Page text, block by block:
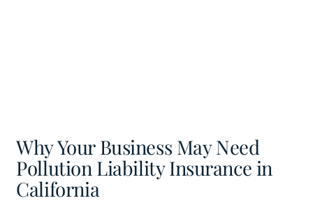
Why Your Business May Need
Pollution Liability Insurance in
California